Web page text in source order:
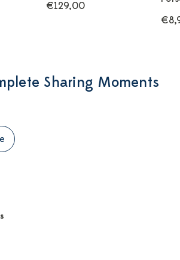
€129,00
Sharing Moments